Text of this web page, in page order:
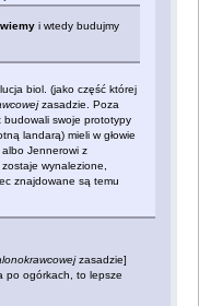
i wtedy budujmy
biol. (jako część której
zasadzie. Poza
swoje prototypy
landarą) mieli w głowie
Jennerowi z
wynalezione,
znajdowane są temu
zasadzie]
po ogórkach, to lepsze